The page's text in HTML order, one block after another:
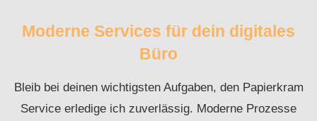
Moderne Services für dein digitales
Büro
Bleib bei deinen wichtigsten Aufgaben, den Papierkram
Service erledige ich zuverlässig. Moderne Prozesse